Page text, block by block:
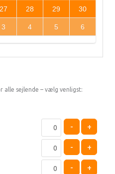
27 28 29 30
3 4 5 6
alle sejlende – vælg venligst:
- +
- +
- +